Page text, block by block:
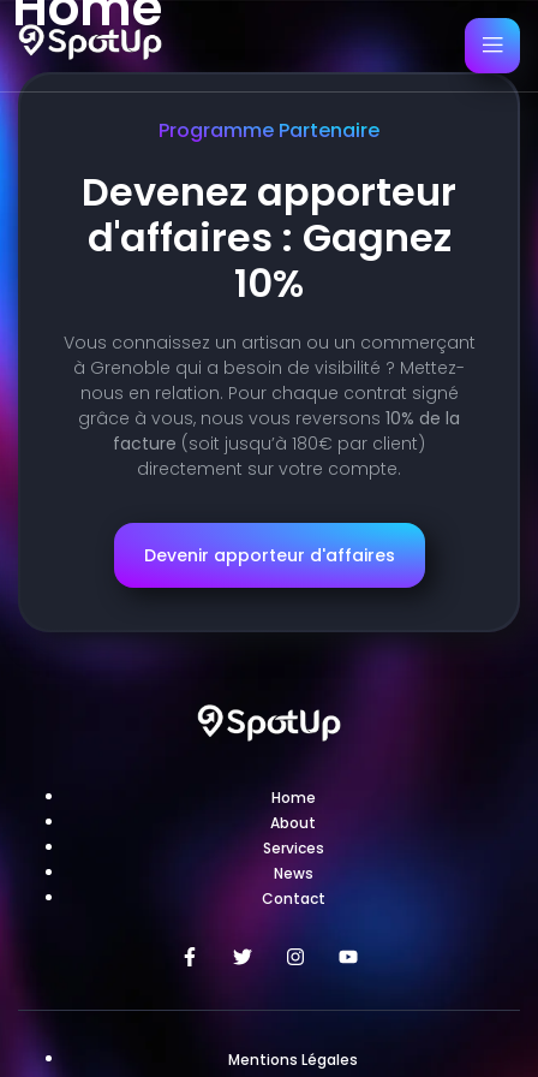
Programme Partenaire
Devenez apporteur
d'affaires : Gagnez
10%
Vous connaissez un artisan ou un commerçant
à Grenoble qui a besoin de visibilité ? Mettez-
nous en relation. Pour chaque contrat signé
grâce à vous, nous vous reversons 10% de la
facture (soit jusqu’à 180€ par client)
directement sur votre compte.
Devenir apporteur d'affaires
Home
About
Services
News
Contact
Mentions Légales